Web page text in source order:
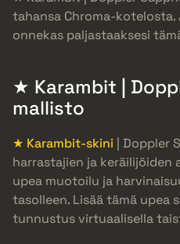
tahansa Chroma-kotelosta.
onnekas paljastaaksesi
★ Karambit |
mallisto
★ Karambit-skini | Doppler
harrastajien ja keräilijöiden
upea muotoilu ja
tasolleen. Lisää tämä upea
tunnustus virtuaalisella